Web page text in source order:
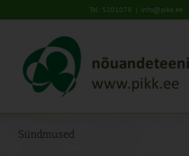
to
Tel: 5201078 | info@pikk.ee
Sündmused